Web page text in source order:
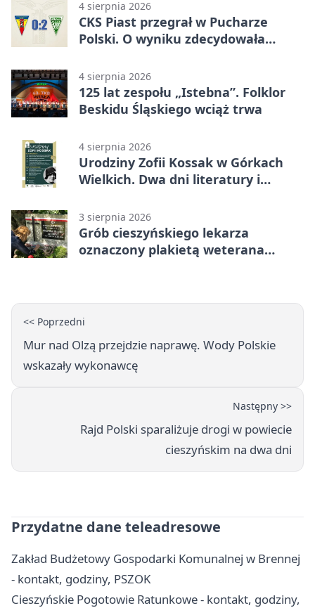
4 sierpnia 2026
CKS Piast przegrał w Pucharze
Polski. O wyniku zdecydowała
4 sierpnia 2026
125 lat zespołu „Istebna”. Folklor
Beskidu Śląskiego wciąż trwa
4 sierpnia 2026
Urodziny Zofii Kossak w Górkach
Wielkich. Dwa dni literatury i
3 sierpnia 2026
Grób cieszyńskiego lekarza
oznaczony plakietą weterana
<< Poprzedni
Mur nad Olzą przejdzie naprawę. Wody Polskie
wskazały wykonawcę
Następny >>
Rajd Polski sparaliżuje drogi w powiecie
cieszyńskim na dwa dni
Przydatne dane teleadresowe
Zakład Budżetowy Gospodarki Komunalnej w Brennej
- kontakt, godziny, PSZOK
Cieszyńskie Pogotowie Ratunkowe - kontakt, godziny,